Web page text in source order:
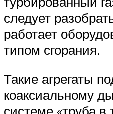
следует
работает
типом сгорания.
Такие агрегаты
коаксиальному
системе «труба в